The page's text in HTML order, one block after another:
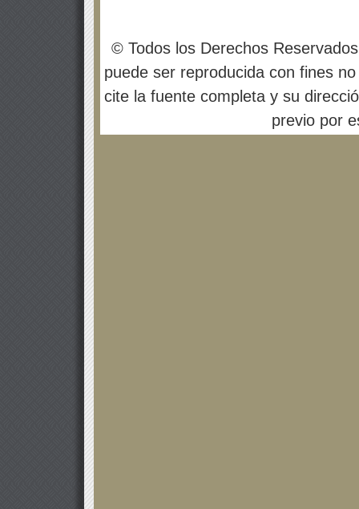
© Todos los Derechos
puede ser reproducida con fines
cite la fuente completa y su
previo por